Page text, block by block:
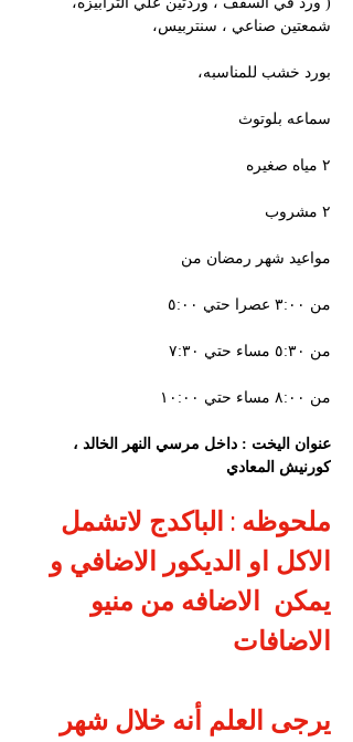
شمعتين صناعي ، سنتربيس،
بورد خشب للمناسبه،
سماعه بلوتوث
٢ مياه صغيره
٢ مشروب
مواعيد شهر رمضان من
من ٣:٠٠ عصرا حتي ٥:٠٠
من ٥:٣٠ مساء حتي ٧:٣٠
من ٨:٠٠ مساء حتي ١٠:٠٠
عنوان اليخت : داخل مرسي النهر الخالد ،
كورنيش المعادي
ملحوظه : الباكدج لاتشمل
الاكل او الديكور الاضافي و
يمكن  الاضافه من منيو
الاضافات
يرجى العلم أنه خلال شهر